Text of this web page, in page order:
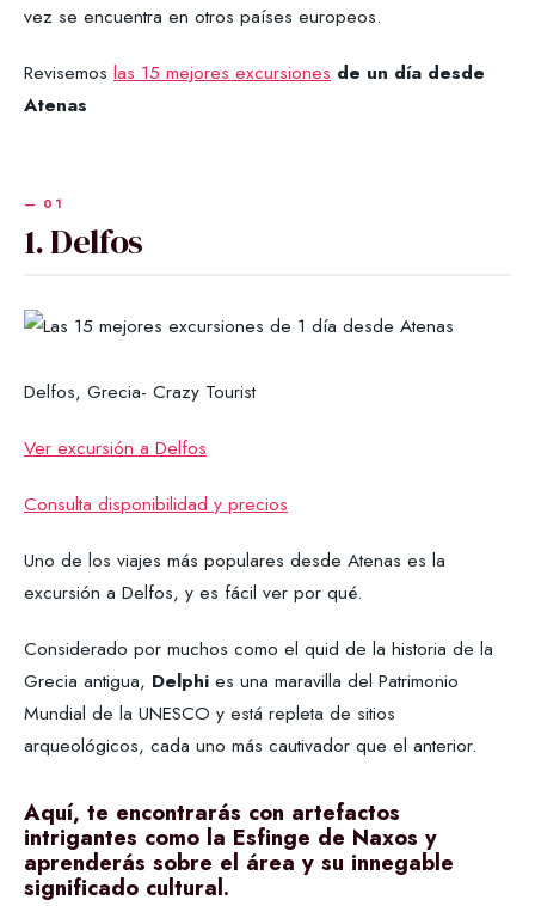
vez se encuentra en otros países europeos.
Revisemos las 15 mejores excursiones de un día desde
Atenas
1. Delfos
Delfos, Grecia- Crazy Tourist
Ver excursión a Delfos
Consulta disponibilidad y precios
Uno de los viajes más populares desde Atenas es la
excursión a Delfos, y es fácil ver por qué.
Considerado por muchos como el quid de la historia de la
Grecia antigua, Delphi es una maravilla del Patrimonio
Mundial de la UNESCO y está repleta de sitios
arqueológicos, cada uno más cautivador que el anterior.
Aquí, te encontrarás con artefactos
intrigantes como la Esfinge de Naxos y
aprenderás sobre el área y su innegable
significado cultural.